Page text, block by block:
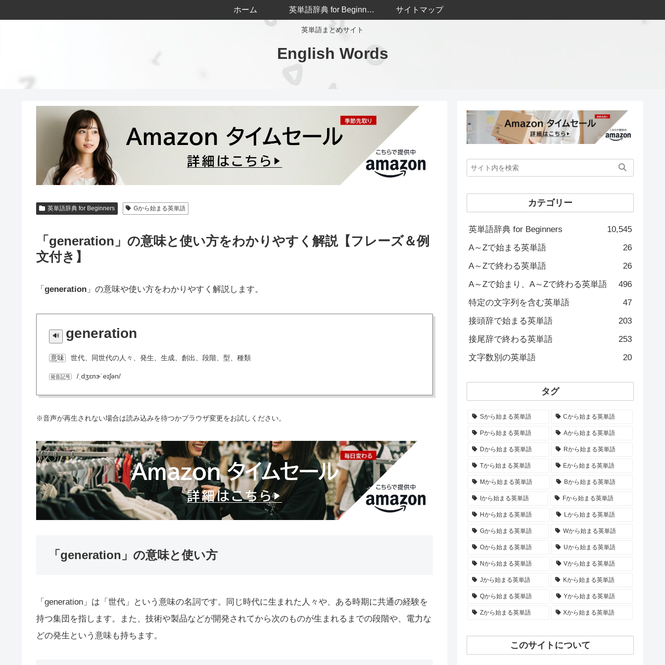
英単語まとめサイト
English Words
ホーム 英単語辞典 for Beginners サイトマップ
英単語辞典 for Beginners Gから始まる英単語
「generation」の意味と使い方をわかりやすく解説【フレーズ＆例
文付き】
「 generation 」の意味や使い方をわかりやすく解説します。
generation
意味 世代、同世代の人々、発生、生成、創出、段階、型、種類
発音記号 /ˌdʒɛnɝˈeɪʃən/
※音声が再生されない場合は読み込みを待つかブラウザ変更をお試しください。
「generation」の意味と使い方
「generation」は「世代」という意味の名詞です。同じ時代に生まれた人々や、ある時期に共通の経験を
持つ集団を指します。また、技術や製品などが開発されてから次のものが生まれるまでの段階や、電力な
どの発生という意味も持ちます。
カテゴリー
英単語辞典 for Beginners
10,545
A～Zで始まる英単語
26
A～Zで終わる英単語
26
A～Zで始まり、A～Zで終わる英単語
496
特定の文字列を含む英単語
47
接頭辞で始まる英単語
203
接尾辞で終わる英単語
253
文字数別の英単語
20
タグ
Sから始まる英単語 Cから始まる英単語
Pから始まる英単語 Aから始まる英単語
Dから始まる英単語 Rから始まる英単語
Tから始まる英単語 Eから始まる英単語
Mから始まる英単語 Bから始まる英単語
Iから始まる英単語 Fから始まる英単語
Hから始まる英単語 Lから始まる英単語
Gから始まる英単語 Wから始まる英単語
Oから始まる英単語 Uから始まる英単語
Nから始まる英単語 Vから始まる英単語
Jから始まる英単語 Kから始まる英単語
Qから始まる英単語 Yから始まる英単語
Zから始まる英単語 Xから始まる英単語
このサイトについて